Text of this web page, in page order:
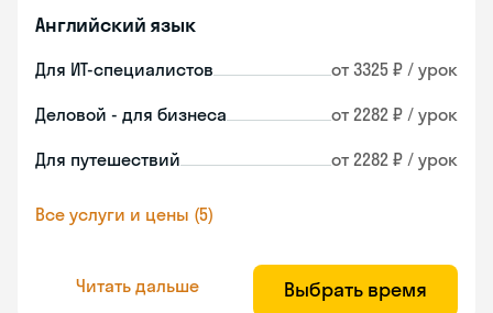
Английский язык
Для ИТ-специалистов от 3325 ₽ / урок
Деловой - для бизнеса от 2282 ₽ / урок
Для путешествий от 2282 ₽ / урок
Все услуги и цены (5)
Читать дальше Выбрать время